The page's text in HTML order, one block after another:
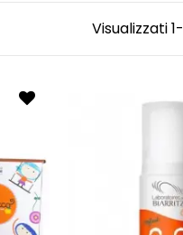
viso e corpo di
pelli delicate dei
Visualizzati